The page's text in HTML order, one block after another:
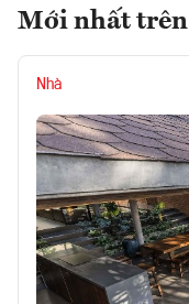
Mới nhất trên
Nhà